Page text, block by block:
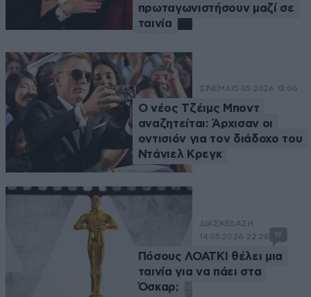
πρωταγωνιστήσουν μαζί σε
ταινία
ΣΙΝΕΜΑ 15·05·2026 13:06
Ο νέος Τζέιμς Μποντ
αναζητείται: Άρχισαν οι
οντισιόν για τον διάδοχο του
Ντάνιελ Κρεγκ
ΔΙΑΣΚΕΔΑΣΗ
14·05·2026 22:28
19
Πόσους ΛΟΑΤΚΙ θέλει μια
ταινία για να πάει στα
Όσκαρ;